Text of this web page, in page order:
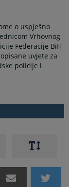
o uspješno
Vrhovnog
Federacije BiH
uvjete za
policije i